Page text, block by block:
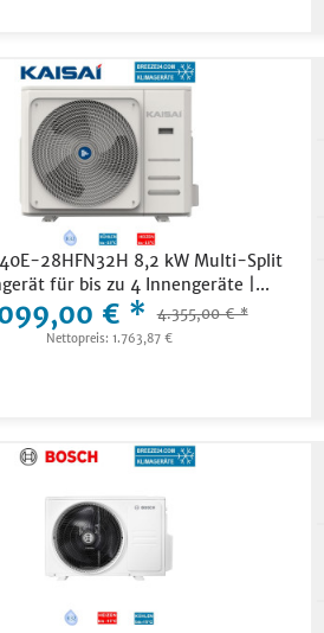
28HFN32H 8,2 kW Multi-Split
für bis zu 4 Innengeräte |...
€ * 4.355,00 € *
Nettopreis: 1.763,87 €